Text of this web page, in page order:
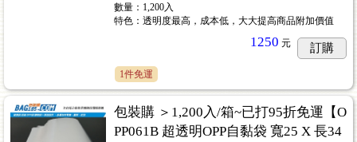
數量：1,200入
特色：透明度最高，成本低，大大提高商品附加價值
1250 元 訂購
1件免運
包裝購 ＞1,200入/箱~已打95折免運【O
PP061B 超透明OPP自黏袋 寬25 X 長34